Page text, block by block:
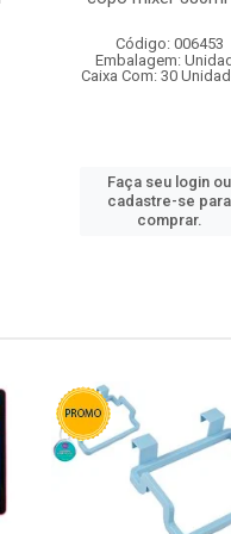
Código: 006453
Embalagem:
Caixa Com: 30
Faça seu login ou
cadastre-se para
comprar.